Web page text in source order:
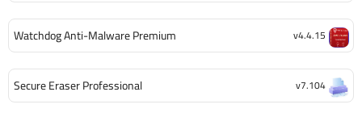
Watchdog Anti-Malware Premium v4.4.15
Secure Eraser Professional v7.104